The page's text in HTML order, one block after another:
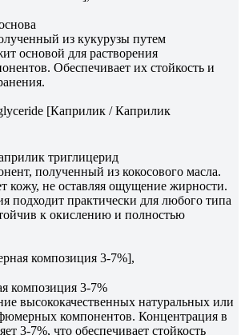
из кукурузы путем
основой для растворения
Обеспечивает их стойкость и
[Каприлик / Каприлик
триглицерид
полученный из кокосового масла.
кожу, не оставляя ощущение жирности.
подходит практически для любого типа
к окислению и полностью
композиция 3-7%],
композиция 3-7%
высококачественных натуральных или
компонентов. Концентрация в
3-7%, что обеспечивает стойкость